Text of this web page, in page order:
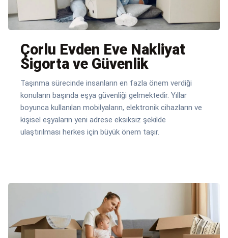
Çorlu Evden Eve Nakliyat
Sigorta ve Güvenlik
Taşınma sürecinde insanların en fazla önem verdiği
konuların başında eşya güvenliği gelmektedir. Yıllar
boyunca kullanılan mobilyaların, elektronik cihazların ve
kişisel eşyaların yeni adrese eksiksiz şekilde
ulaştırılması herkes için büyük önem taşır.